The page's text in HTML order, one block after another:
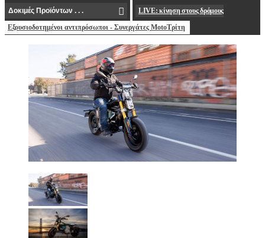
LIVE: κίνηση στους δρόμους
Εξουσιοδοτημένοι αντιπρόσωποι - Συνεργάτες MotoΤρίτη